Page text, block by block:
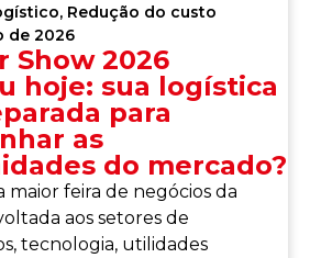
, Redução do custo
de 2026
Show 2026
hoje: sua logística
para
as
do mercado?
maior feira de negócios da
aos setores de
tecnologia, utilidades